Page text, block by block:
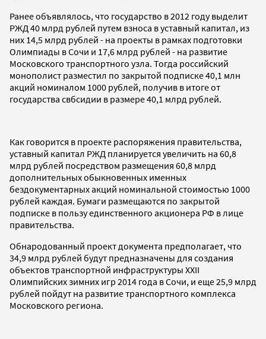
Ранее объявлялось, что государство в 2012 году выделит
РЖД 40 млрд рублей путем взноса в уставный капитал, из
них 14,5 млрд рублей - на проекты в рамках подготовки
Олимпиады в Сочи и 17,6 млрд рублей - на развитие
Московского транспортного узла. Тогда российский
монополист разместил по закрытой подписке 40,1 млн
акций номиналом 1000 рублей, получив в итоге от
государства свбсидии в размере 40,1 млрд рублей.
Как говорится в проекте распоряжения правительства,
уставный капитал РЖД планируется увеличить на 60,8
млрд рублей посредством размещения 60,8 млрд
дополнительных обыкновенных именных
бездокументарных акций номинальной стоимостью 1000
рублей каждая. Бумаги размещаются по закрытой
подписке в пользу единственного акционера РФ в лице
правительства.
Обнародованный проект документа предполагает, что
34,9 млрд рублей будут предназначены для создания
объектов транспортной инфраструктуры XXII
Олимпийских зимних игр 2014 года в Сочи, и еще 25,9 млрд
рублей пойдут на развитие транспортного комплекса
Московского региона.